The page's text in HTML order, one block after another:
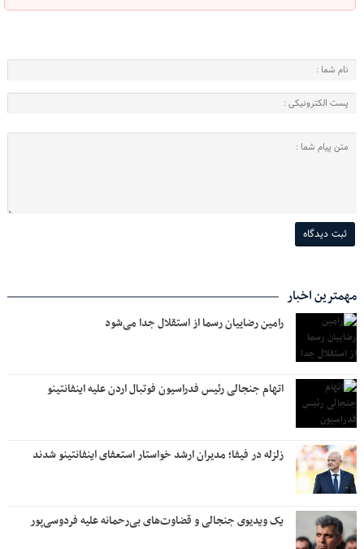
مهمترین اخبار
رامین رضاییان رسما از استقلال جدا می‌شود
اتهام جنجالی رئیس فدراسیون فوتبال اردن علیه اینفانتینو
زلزله در فیفا؛ مدیران ارشد خواستار استعفای اینفانتینو شدند
یک ویدیوی جنجالی و قضاوت‌های بی‌رحمانه علیه فردوسی‌پور